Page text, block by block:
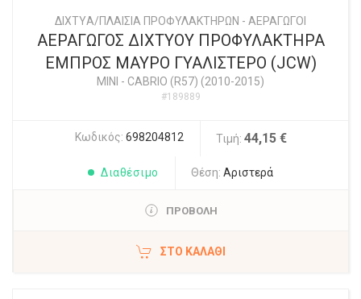
ΔΙΧΤYΑ/ΠΛΑΙΣΙΑ ΠΡΟΦΥΛΑΚΤΗΡΩΝ - ΑΕΡΑΓΩΓΟΙ
ΑΕΡΑΓΩΓΟΣ ΔΙΧΤΥΟΥ ΠΡΟΦΥΛΑΚΤΗΡΑ
ΕΜΠΡΟΣ ΜΑΥΡΟ ΓΥΑΛΙΣΤΕΡΟ (JCW)
MINI - CABRIO (R57) (2010-2015)
#189889
Κωδικός: 698204812 Τιμή: 44,15 €
Διαθέσιμο Θέση: Αριστερά
ΠΡΟΒΟΛΗ
ΣΤΟ ΚΑΛΆΘΙ